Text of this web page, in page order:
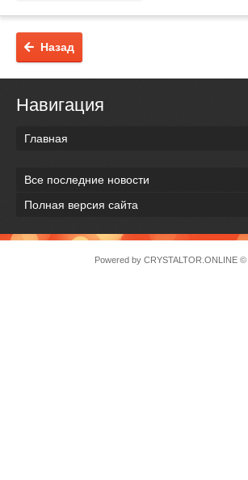
Назад
Навигация
Главная
Все последние новости
Полная версия сайта
Powered by CRYSTALTOR.ONLINE©